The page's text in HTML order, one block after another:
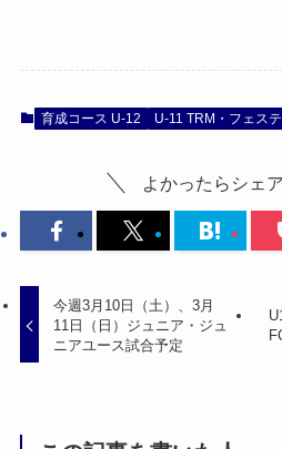
育成コース U-12 U-11 TRM・フェス
よかったらシェ
今週3月10日（土）、3月
11日（日）ジュニア・ジュ
ニアユース試合予定